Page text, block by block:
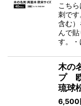
こち
刺で
含む
んで
す。
木の
プ
琉球
6,500